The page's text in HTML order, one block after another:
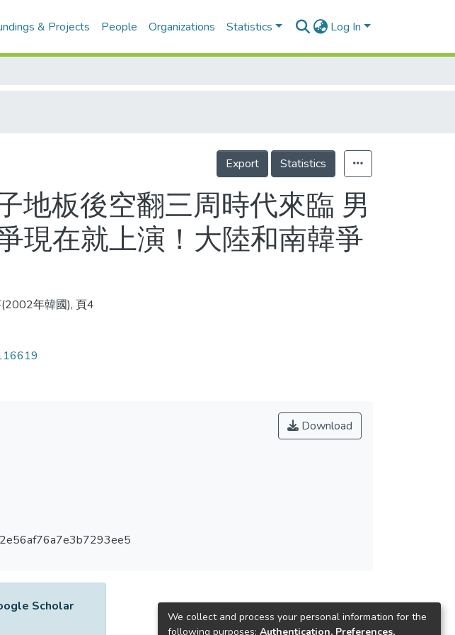
& Projects People Organizations Statistics Log In
Export Statistics
地板後空翻三周時代來臨 男
現在就上演！大陸和南韓爭
年韓國), 頁4
Download
Scholar
We collect and process your personal information for the
following purposes: Authentication, Preferences,